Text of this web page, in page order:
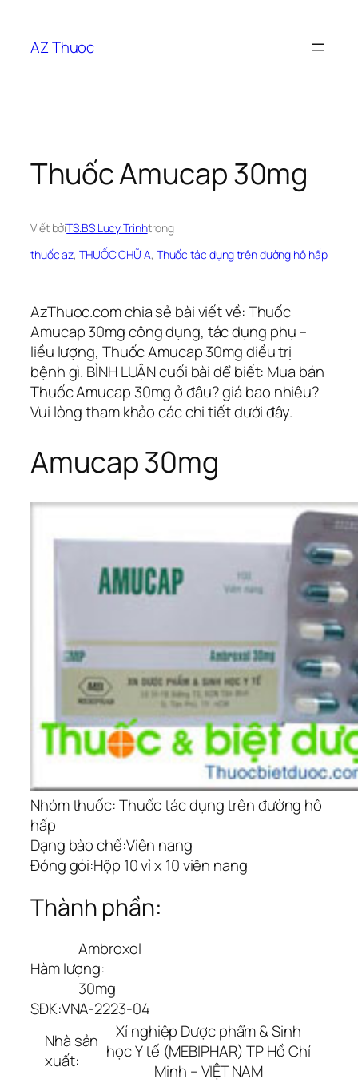
phầnAZ Thuoc
Thuốc Amucap 30mg
Viết bởiTS.BS Lucy Trinhtrong
thuốc az, THUỐC CHỮ A, Thuốc tác dụng trên đường hô hấp
AzThuoc.com chia sẻ bài viết về: Thuốc
Amucap 30mg công dụng, tác dụng phụ –
liều lượng, Thuốc Amucap 30mg điều trị
bệnh gì. BÌNH LUẬN cuối bài để biết: Mua bán
Thuốc Amucap 30mg ở đâu? giá bao nhiêu?
Vui lòng tham khảo các chi tiết dưới đây.
Amucap 30mg
Nhóm thuốc:Thuốc tác dụng trên đường hô
hấp
Dạng bào chế:Viên nang
Đóng gói:Hộp 10 vỉ x 10 viên nang
Thành phần:
Ambroxol
Hàm lượng:
30mg
SĐK:VNA-2223-04
Nhà sản
xuất:
Xí nghiệp Dược phẩm & Sinh
học Y tế (MEBIPHAR) TP Hồ Chí
Minh – VIỆT NAM